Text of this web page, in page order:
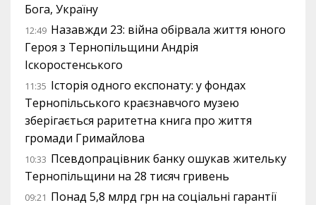
Бога, Україну
12:49 Назавжди 23: війна обірвала життя юного
Героя з Тернопільщини Андрія
Іскоростенського
11:35 Історія одного експонату: у фондах
Тернопільського краєзнавчого музею
зберігається раритетна книга про життя
громади Гримайлова
10:33 Псевдопрацівник банку ошукав жительку
Тернопільщини на 28 тисяч гривень
09:21 Понад 5,8 млрд грн на соціальні гарантії